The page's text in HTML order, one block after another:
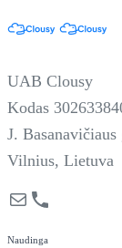
UAB Clousy
Kodas
J. Basanavičiaus
Vilnius, Lietuva
MailPhone
Naudinga